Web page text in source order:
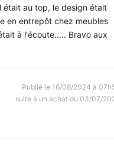
était au top, le design était
en entrepôt chez meubles
à l'écoute..... Bravo aux
Publié le 16/08/2024 à
suite à un achat du 03/07/